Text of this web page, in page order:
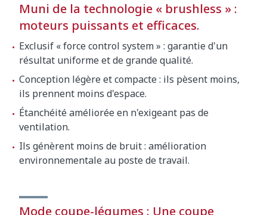
Dimensions extérieures:252 mm x 309 mm x
Poids net (Cutter) 11.9 kg
Dimensions extérieures de la machine
emballée
Volume emballé
0.1 m³
Muni de la technologie « brushless » :
moteurs puissants et efficaces.
Exclusif « force control system » : garantie d'un
résultat uniforme et de grande qualité.
Conception légère et compacte : ils pèsent moins,
ils prennent moins d'espace.
Étanchéité améliorée en n'exigeant pas de
ventilation.
Ils génèrent moins de bruit : amélioration
environnementale au poste de travail.
Mode coupe-légumes : Une coupe